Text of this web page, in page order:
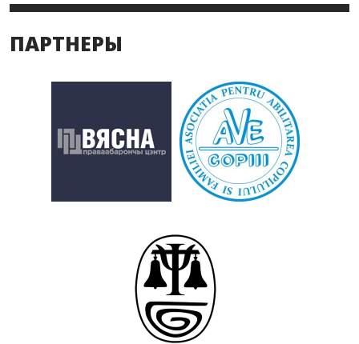
ПАРТНЕРЫ